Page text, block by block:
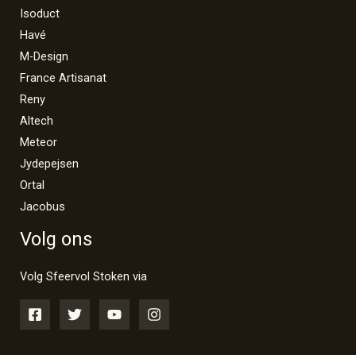
Isoduct
Havé
M-Design
France Artisanat
Reny
Altech
Meteor
Jydepejsen
Ortal
Jacobus
Volg ons
Volg Sfeervol Stoken via